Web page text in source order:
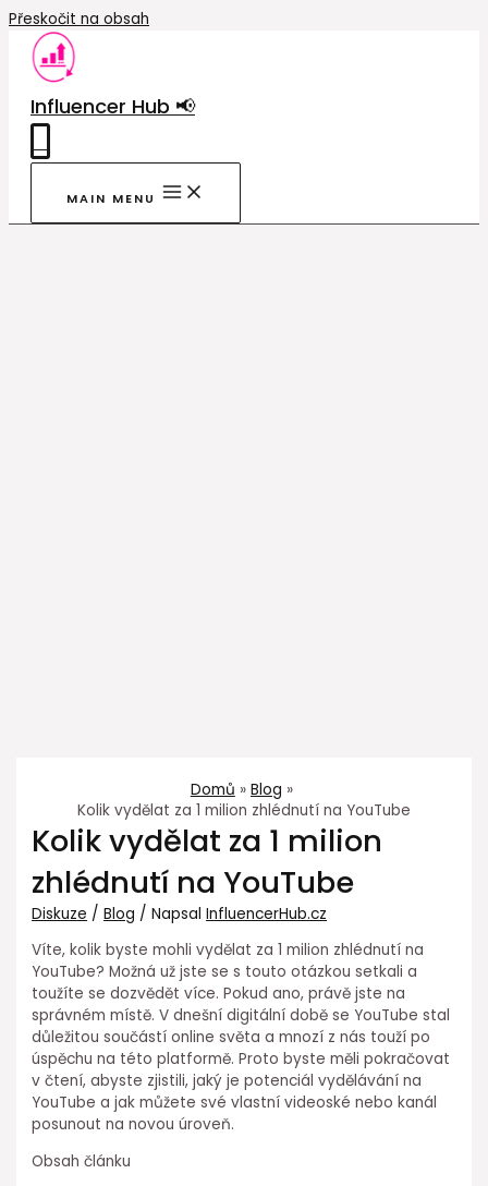
Přeskočit na obsah
Influencer Hub 📢
MAIN MENU
Domů
Blog
Kolik vydělat za 1 milion zhlédnutí na YouTube
Kolik vydělat za 1 milion
zhlédnutí na YouTube
Diskuze /Blog / NapsalInfluencerHub.cz
Víte, kolik byste mohli vydělat za 1 milion zhlédnutí na
YouTube? Možná už jste se s touto otázkou setkali a
toužíte se dozvědět více. Pokud ano, právě jste na
správném místě. V dnešní digitální době se YouTube stal
důležitou součástí online světa a mnozí z nás touží po
úspěchu na této platformě. Proto byste měli pokračovat
v čtení, abyste zjistili, jaký je potenciál vydělávání na
YouTube a jak můžete své vlastní videoské nebo kanál
posunout na novou úroveň.
Obsah článku